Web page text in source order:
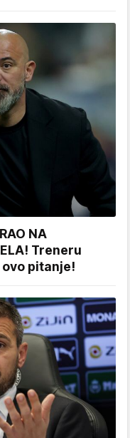
NA
Treneru
pitanje!